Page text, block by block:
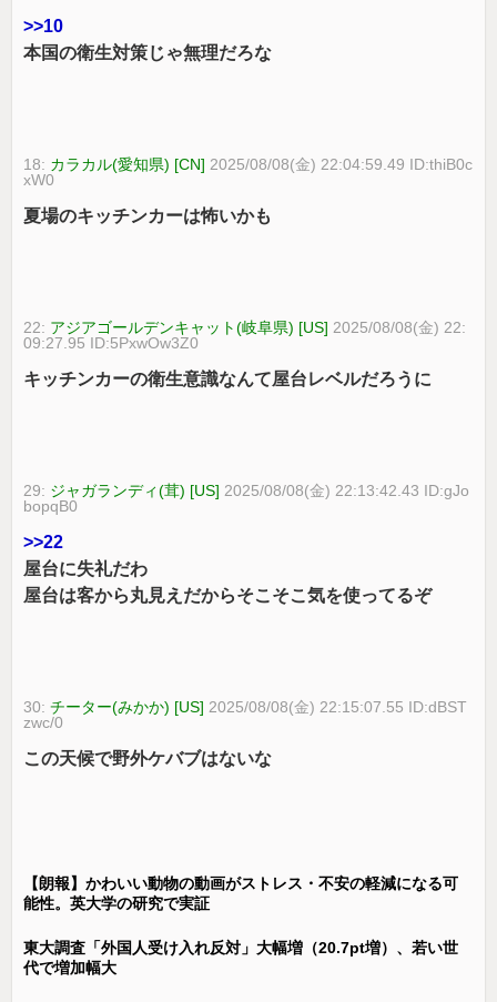
>>10
本国の衛生対策じゃ無理だろな
18: カラカル(愛知県) [CN] 2025/08/08(金) 22:04:59.49 ID:thiB0c
xW0
夏場のキッチンカーは怖いかも
22: アジアゴールデンキャット(岐阜県) [US] 2025/08/08(金) 22:
09:27.95 ID:5PxwOw3Z0
キッチンカーの衛生意識なんて屋台レベルだろうに
29: ジャガランディ(茸) [US] 2025/08/08(金) 22:13:42.43 ID:gJo
bopqB0
>>22
屋台に失礼だわ
屋台は客から丸見えだからそこそこ気を使ってるぞ
30:チーター(みかか) [US] 2025/08/08(金) 22:15:07.55 ID:dBST
zwc/0
この天候で野外ケバブはないな
【朗報】かわいい動物の動画がストレス・不安の軽減になる可
能性。英大学の研究で実証
東大調査「外国人受け入れ反対」大幅増（20.7pt増）、若い世
代で増加幅大